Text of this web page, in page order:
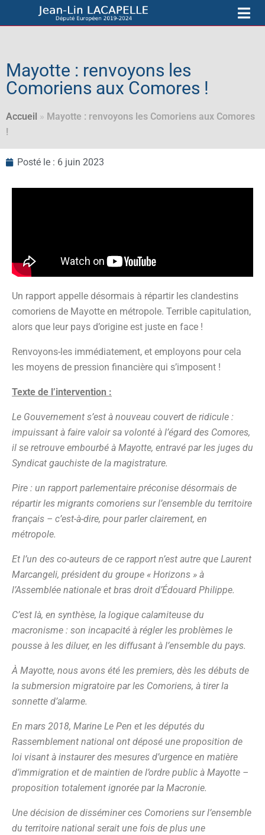
Mayotte : renvoyons les
Comoriens aux Comores !
Accueil » Mayotte : renvoyons les Comoriens aux Comores
!
Posté le : 6 juin 2023
Un rapport appelle désormais à répartir les clandestins
comoriens de Mayotte en métropole. Terrible capitulation,
alors que leur pays d’origine est juste en face !
Renvoyons-les immédiatement, et employons pour cela
les moyens de pression financière qui s’imposent !
Texte de l’intervention :
Le Gouvernement s’est à nouveau couvert de ridicule :
impuissant à faire valoir sa volonté à l’égard des Comores,
il se retrouve embourbé à Mayotte, entravé par les juges du
Syndicat gauchiste de la magistrature.
Pire : un rapport parlementaire préconise désormais de
répartir les migrants comoriens sur l’ensemble du territoire
français – c’est-à-dire, pour parler clairement, en
métropole.
Et l’un des co-auteurs de ce rapport n’est autre que Laurent
Marcangeli, président du groupe « Horizons » à
l’Assemblée nationale et bras droit d’Édouard Philippe.
C’est là, en synthèse, la logique calamiteuse du
macronisme : son incapacité à régler les problèmes le
pousse à les diluer, en les diffusant à l’ensemble du pays.
À Mayotte, nous avons été les premiers, dès les débuts de
la submersion migratoire par les Comoriens, à tirer la
sonnette d’alarme.
En mars 2018, Marine Le Pen et les députés du
Rassemblement national ont déposé une proposition de
loi visant à instaurer des mesures d’urgence en matière
d’immigration et de maintien de l’ordre public à Mayotte –
proposition totalement ignorée par la Macronie.
Une décision de disséminer ces Comoriens sur l’ensemble
du territoire national serait une fois de plus une